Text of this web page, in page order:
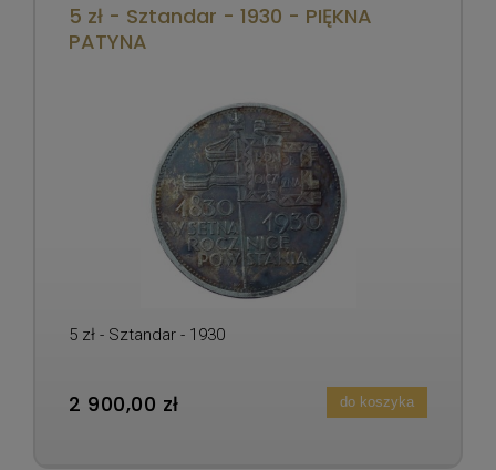
5 zł - Sztandar - 1930 - PIĘKNA
PATYNA
5 zł - Sztandar - 1930
2 900,00 zł do koszyka